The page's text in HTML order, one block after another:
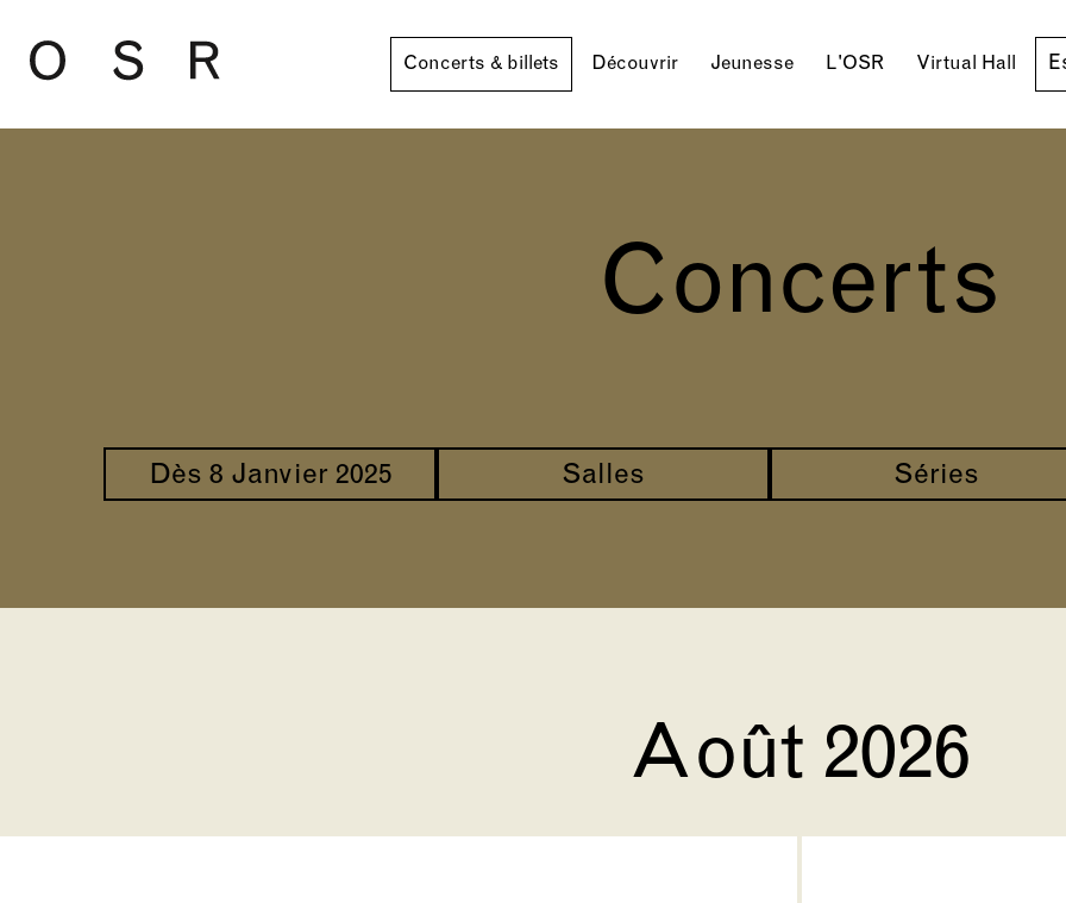
Concerts & billets Découvrir Jeunesse L'OSR Virtual Hall
Concerts
Dès 8 Janvier 2025 Salles Séries
Août 2026